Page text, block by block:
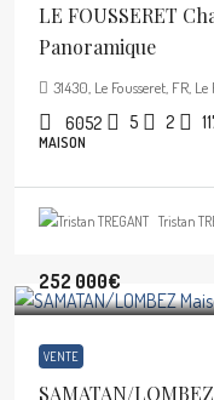
LE FOUSSERET
Panoramique
31430, Le Fousseret, FR,
6052 5 2
MAISON
Tristan
252 000€
VENTE
SAMATAN/